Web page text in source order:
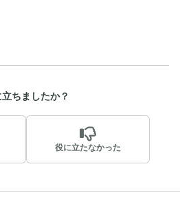
ちましたか？
役に立たなかった